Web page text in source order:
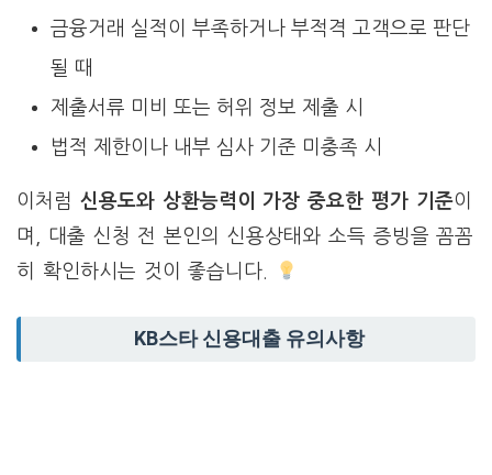
금융거래 실적이 부족하거나 부적격 고객으로 판단
될 때
제출서류 미비 또는 허위 정보 제출 시
법적 제한이나 내부 심사 기준 미충족 시
이처럼 신용도와 상환능력이 가장 중요한 평가 기준이
며, 대출 신청 전 본인의 신용상태와 소득 증빙을 꼼꼼
히 확인하시는 것이 좋습니다.
KB스타 신용대출 유의사항